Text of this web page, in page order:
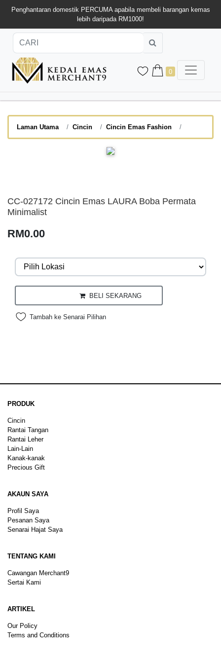
Penghantaran domestik PERCUMA apabila membeli barangan kemas
lebih daripada RM1000!
0
Laman Utama Cincin Cincin Emas Fashion
CC-027172 Cincin Emas LAURA Boba Permata
Minimalist
RM0.00
BELI SEKARANG
Tambah ke Senarai Pilihan
PRODUK
Cincin
Rantai Tangan
Rantai Leher
Lain-Lain
Kanak-kanak
Precious Gift
AKAUN SAYA
Profil Saya
Pesanan Saya
Senarai Hajat Saya
TENTANG KAMI
Cawangan Merchant9
Sertai Kami
ARTIKEL
Our Policy
Terms and Conditions